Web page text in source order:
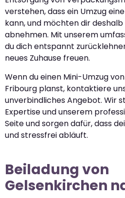
verstehen, dass ein Umzug
kann, und möchten dir
abnehmen. Mit unserem
du dich entspannt
neues Zuhause freuen.
Wenn du einen Mini-Umzug
Fribourg planst, kontaktiere
unverbindliches Angebot. Wir
Expertise und unserem
Seite und sorgen dafür, dass
und stressfrei abläuft.
Beiladung von
Gelsenkirchen